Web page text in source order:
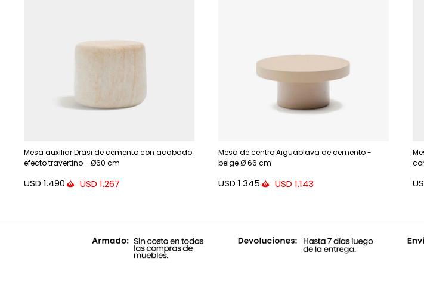
Mesa auxiliar Drasi de cemento con acabado
efecto travertino - Ø60 cm
USD 1.490 USD 1.267
Mesa de centro Aiguablava de cemento -
beige Ø 66 cm
USD 1.345 USD 1.143